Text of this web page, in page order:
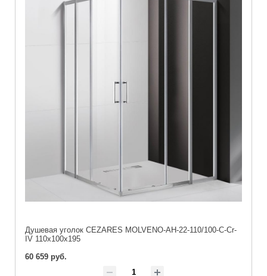
Душевая уголок CEZARES MOLVENO-AH-22-110/100-C-Cr-
IV 110x100x195
60 659 руб.